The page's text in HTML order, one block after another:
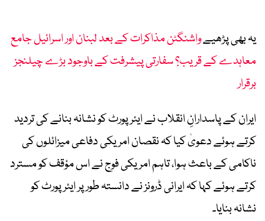
یہ بھی پڑھیےواشنگٹن مذاکرات کے بعد لبنان اور اسرائیل جامع
معاہدے کے قریب؟ سفارتی پیشرفت کے باوجود بڑے چیلنجز
برقرار
ایران کے پاسدارانِ انقلاب نے ایئرپورٹ کو نشانہ بنانے کی تردید
کرتے ہوئے دعویٰ کیا کہ نقصان امریکی دفاعی میزائلوں کی
ناکامی کے باعث ہوا، تاہم امریکی فوج نے اس مؤقف کو مسترد
کرتے ہوئے کہا کہ ایرانی ڈرونز نے دانستہ طور پر ایئرپورٹ کو
نشانہ بنایا۔